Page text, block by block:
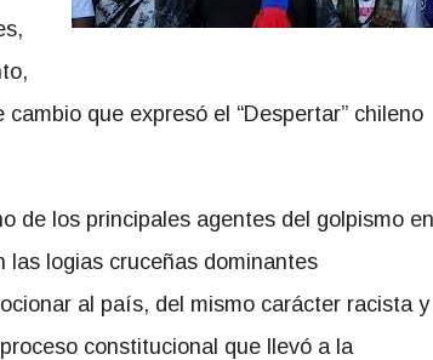
que expresó el “Despertar” chileno
de los principales agentes del golpismo en
las logias cruceñas dominantes
al país, del mismo carácter racista y
constitucional que llevó a la